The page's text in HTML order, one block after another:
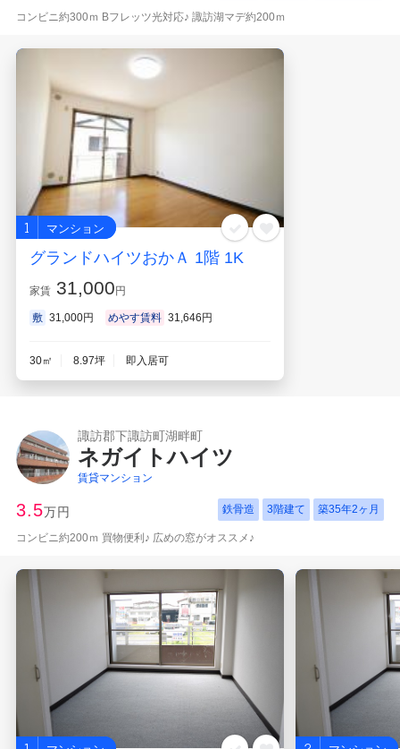
コンビニ約300ｍ Bフレッツ光対応♪ 諏訪湖マデ約200ｍ
1 マンション
グランドハイツおかＡ 1階 1K
家賃 31,000 円
敷 31,000円 めやす賃料 31,646円
30㎡ 8.97坪 即入居可
諏訪郡下諏訪町湖畔町
ネガイトハイツ
賃貸マンション
3.5万円 鉄骨造 3階建て 築35年2ヶ月
コンビニ約200ｍ 買物便利♪ 広めの窓がオススメ♪